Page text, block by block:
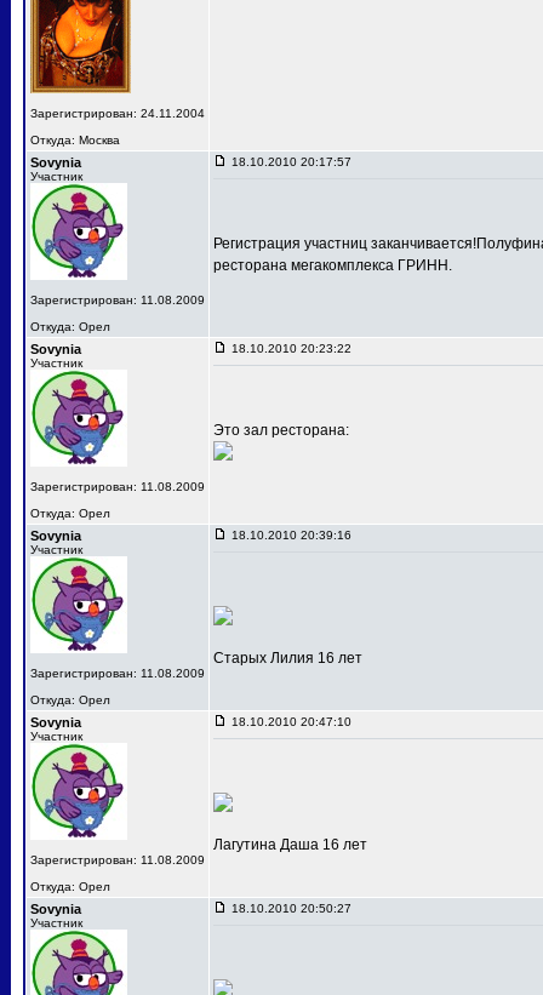
Зарегистрирован: 24.11.2004
Откуда: Москва
Sovynia
Участник
Зарегистрирован: 11.08.2009
Откуда: Орел
18.10.2010 20:17:57
Регистрация участниц
ресторана мегакомплекса ГРИНН.
Sovynia
Участник
Зарегистрирован: 11.08.2009
Откуда: Орел
18.10.2010 20:23:22
Это зал ресторана:
Sovynia
Участник
Зарегистрирован: 11.08.2009
Откуда: Орел
18.10.2010 20:39:16
Старых Лилия 16 лет
Sovynia
Участник
Зарегистрирован: 11.08.2009
Откуда: Орел
18.10.2010 20:47:10
Лагутина Даша 16 лет
Sovynia
Участник
18.10.2010 20:50:27